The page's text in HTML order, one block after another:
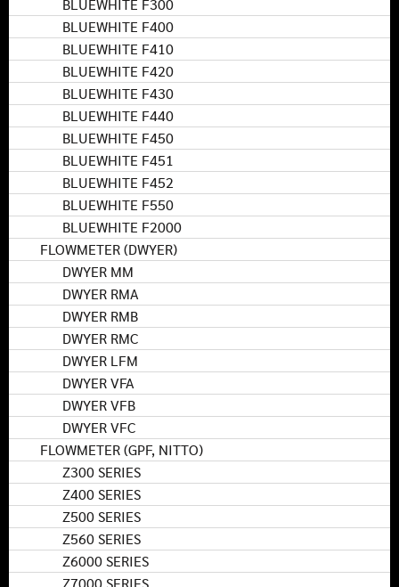
BLUEWHITE F300
BLUEWHITE F400
BLUEWHITE F410
BLUEWHITE F420
BLUEWHITE F430
BLUEWHITE F440
BLUEWHITE F450
BLUEWHITE F451
BLUEWHITE F452
BLUEWHITE F550
BLUEWHITE F2000
FLOWMETER (DWYER)
DWYER MM
DWYER RMA
DWYER RMB
DWYER RMC
DWYER LFM
DWYER VFA
DWYER VFB
DWYER VFC
FLOWMETER (GPF, NITTO)
Z300 SERIES
Z400 SERIES
Z500 SERIES
Z560 SERIES
Z6000 SERIES
Z7000 SERIES